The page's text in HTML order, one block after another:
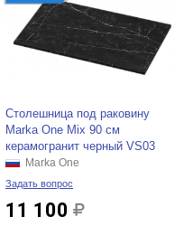
Столешница под раковину
Marka One Mix 90 см
керамогранит черный VS03
Marka One
Задать вопрос
11 100